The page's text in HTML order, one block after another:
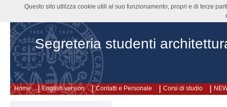
Segreteria studenti
Home English version Contatti e Personale Corsi di studio
Questo sito utilizza cookie utili al suo funzionamento, propri e di terze